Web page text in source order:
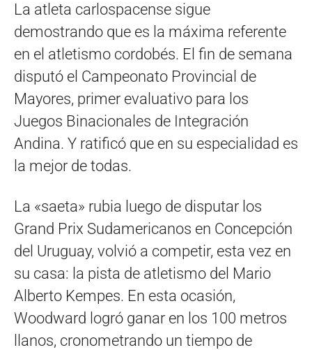
La atleta carlospacense sigue
demostrando que es la máxima referente
en el atletismo cordobés. El fin de semana
disputó el Campeonato Provincial de
Mayores, primer evaluativo para los
Juegos Binacionales de Integración
Andina. Y ratificó que en su especialidad es
la mejor de todas.
La «saeta» rubia luego de disputar los
Grand Prix Sudamericanos en Concepción
del Uruguay, volvió a competir, esta vez en
su casa: la pista de atletismo del Mario
Alberto Kempes. En esta ocasión,
Woodward logró ganar en los 100 metros
llanos, cronometrando un tiempo de